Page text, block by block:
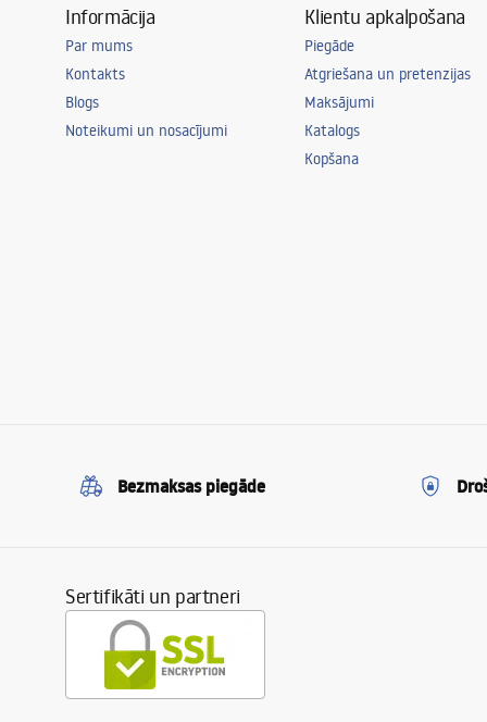
Informācija
Par mums
Kontakts
Blogs
Noteikumi un nosacījumi
Klientu apkalpošana
Piegāde
Atgriešana un pretenzijas
Maksājumi
Katalogs
Kopšana
Bezmaksas piegāde
Sertifikāti un partneri